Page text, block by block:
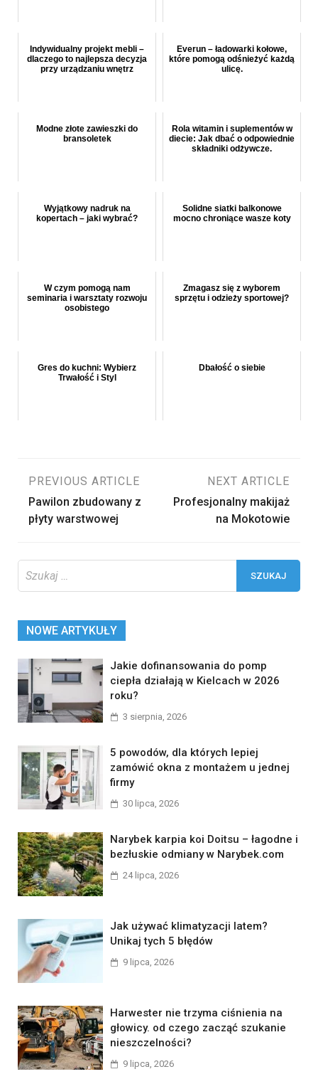
Indywidualny projekt mebli –
dlaczego to najlepsza decyzja
przy urządzaniu wnętrz
Everun – ładowarki kołowe,
które pomogą odśnieżyć każdą
ulicę.
Modne złote zawieszki do
bransoletek
Rola witamin i suplementów w
diecie: Jak dbać o odpowiednie
składniki odżywcze.
Wyjątkowy nadruk na
kopertach – jaki wybrać?
Solidne siatki balkonowe
mocno chroniące wasze koty
W czym pomogą nam
seminaria i warsztaty rozwoju
osobistego
Zmagasz się z wyborem
sprzętu i odzieży sportowej?
Gres do kuchni: Wybierz
Trwałość i Styl
Dbałość o siebie
Nawigacja
wpisu
PREVIOUS ARTICLE
Pawilon zbudowany z
płyty warstwowej
NEXT ARTICLE
Profesjonalny makijaż
na Mokotowie
NOWE ARTYKUŁY
Jakie dofinansowania do pomp
ciepła działają w Kielcach w 2026
roku?
3 sierpnia, 2026
5 powodów, dla których lepiej
zamówić okna z montażem u jednej
firmy
30 lipca, 2026
Narybek karpia koi Doitsu – łagodne i
bezłuskie odmiany w Narybek.com
24 lipca, 2026
Jak używać klimatyzacji latem?
Unikaj tych 5 błędów
9 lipca, 2026
Harwester nie trzyma ciśnienia na
głowicy. od czego zacząć szukanie
nieszczelności?
9 lipca, 2026